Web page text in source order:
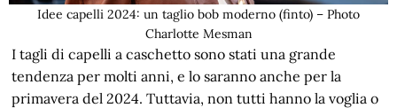
Idee capelli 2024: un taglio bob moderno (finto) – Photo
Charlotte Mesman
I tagli di capelli a caschetto sono stati una grande
tendenza per molti anni, e lo saranno anche per la
primavera del 2024. Tuttavia, non tutti hanno la voglia o